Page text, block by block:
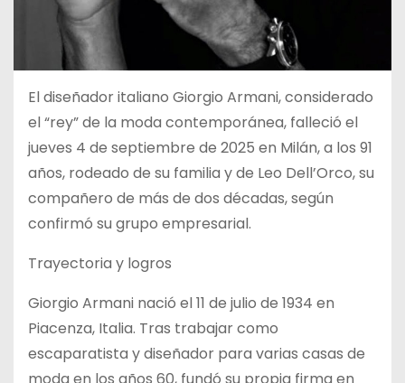
El diseñador italiano Giorgio Armani, considerado
el “rey” de la moda contemporánea, falleció el
jueves 4 de septiembre de 2025 en Milán, a los 91
años, rodeado de su familia y de Leo Dell’Orco, su
compañero de más de dos décadas, según
confirmó su grupo empresarial.
Trayectoria y logros
Giorgio Armani nació el 11 de julio de 1934 en
Piacenza, Italia. Tras trabajar como
escaparatista y diseñador para varias casas de
moda en los años 60, fundó su propia firma en